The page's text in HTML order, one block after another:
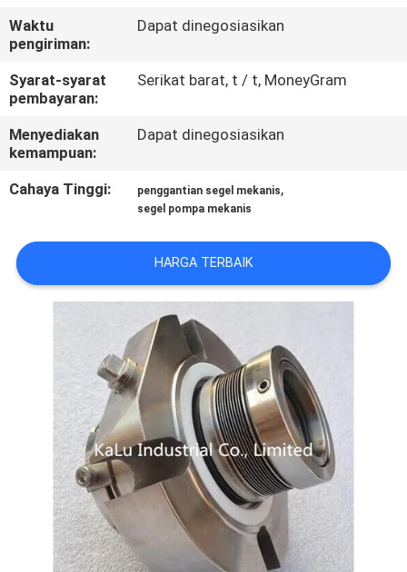
KUALITAS
HUBUNGI
KAMI
BERITA
PERMINTAAN
PENAWARAN
PRIVACY
POLICY
Waktu
pengiriman:
Dapat dinegosiasikan
Syarat-syarat
pembayaran:
Serikat barat, t / t, MoneyGram
Menyediakan
kemampuan:
Dapat dinegosiasikan
Cahaya Tinggi: penggantian segel mekanis,
segel pompa mekanis
HARGA TERBAIK